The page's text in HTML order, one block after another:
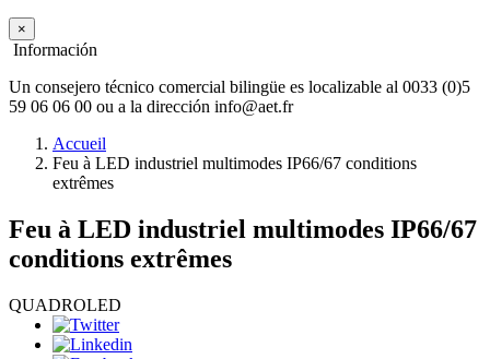
×
Información
Un consejero técnico comercial bilingüe es localizable al 0033 (0)5
59 06 06 00 ou a la dirección info@aet.fr
Accueil
Feu à LED industriel multimodes IP66/67 conditions
extrêmes
Feu à LED industriel multimodes IP66/67
conditions extrêmes
QUADROLED